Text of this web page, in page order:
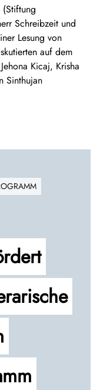
Schreibzeit und
Lesung von
auf dem
Kicaj, Krisha
Sinthujan